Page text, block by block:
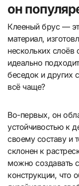
он
Клееный брус —
материал,
нескольких
идеально
беседок и других
всё чаще?
Во-первых, он
устойчивостью к
своему составу и
склонен к
можно создавать
конструкции, что